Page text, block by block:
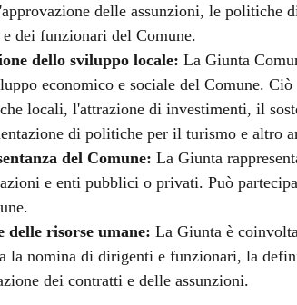
delle assunzioni, le politiche
dei funzionari del Comune.
dello sviluppo locale: La Giunta
economico e sociale del Comune.
locali, l'attrazione di investimenti, il
di politiche per il turismo e altro
del Comune: La Giunta
e enti pubblici o privati. Può
delle risorse umane: La Giunta è
la nomina di dirigenti e funzionari, la
dei contratti e delle assunzioni.